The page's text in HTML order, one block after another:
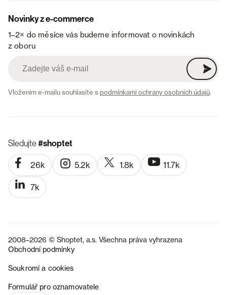
Novinky z e-commerce
1–2× do měsíce vás budeme informovat o novinkách
z oboru
Vložením e-mailu souhlasíte spodmínkami ochrany osobních údajů.
Sledujte#shoptet
26k 5.2k 1.8k 11.7k
7k
2008–2026 © Shoptet, a.s. Všechna práva vyhrazena
Obchodní podmínky
Soukromí a cookies
Formulář pro oznamovatele